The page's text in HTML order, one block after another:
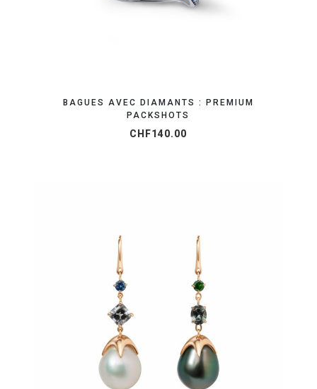
BAGUES AVEC DIAMANTS : PREMIUM
PACKSHOTS
CHF140.00
OBTENEZ VOTRE DEVIS EN 24H